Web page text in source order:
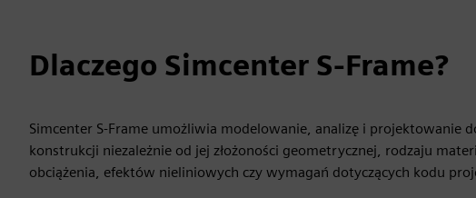
Dlaczego Simcenter S-Frame?
Simcenter S-Frame umożliwia modelowanie, analizę i projektowanie
konstrukcji niezależnie od jej złożoności geometrycznej, rodzaju
obciążenia, efektów nieliniowych czy wymagań dotyczących kodu